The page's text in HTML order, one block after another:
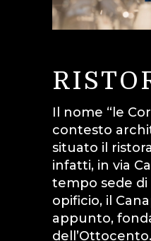
Il nome “le
contesto
situato il
infatti, in via
tempo sede
opificio, il
appunto,